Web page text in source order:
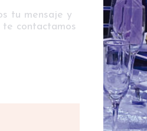
tu mensaje y
te contactamos